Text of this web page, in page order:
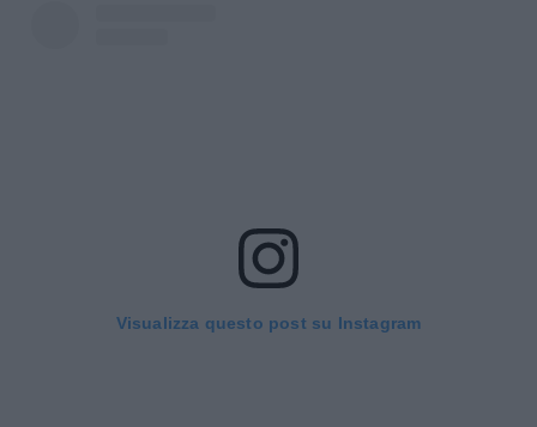
Visualizza questo post su Instagram